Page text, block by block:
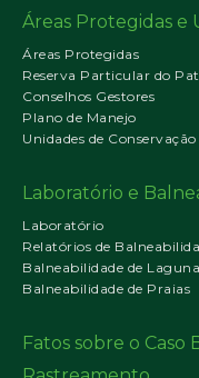
Áreas Protegidas e
Áreas Protegidas
Reserva Particular do
Conselhos Gestores
Plano de Manejo
Unidades de Conservação
Laboratório e
Laboratório
Relatórios de
Balneabilidade de
Balneabilidade de Praias
Fatos sobre o Caso